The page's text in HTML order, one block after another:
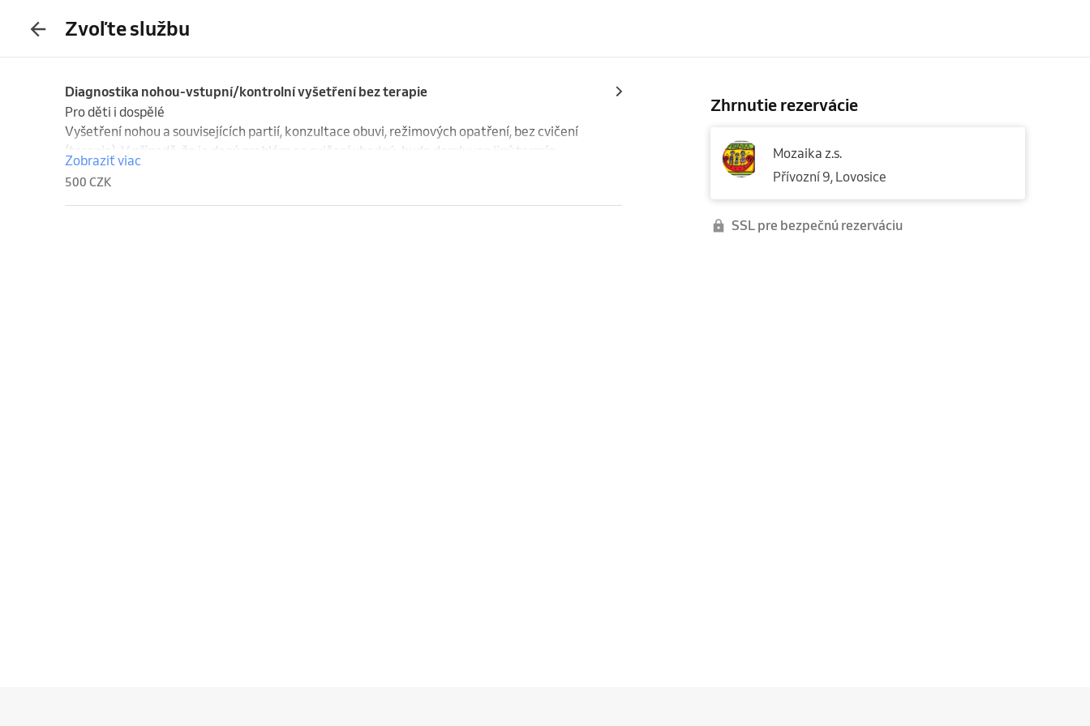
Zvoľte službu
Diagnostika nohou-vstupní/kontrolní vyšetření bez terapie
Pro děti i dospělé
Vyšetření nohou a souvisejících partií, konzultace obuvi, režimových opatření, bez cvičení
(terapie). V případě, že je daný problém na cvičení vhodný,  bude domluven jiný termín.
Zobraziť viac
500 CZK
Zhrnutie rezervácie
Mozaika z.s.
Přívozní 9, Lovosice
SSL pre bezpečnú rezerváciu